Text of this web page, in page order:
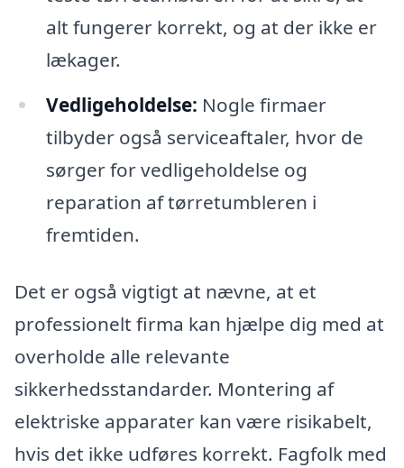
alt fungerer korrekt, og at der ikke er
lækager.
Vedligeholdelse: Nogle firmaer
tilbyder også serviceaftaler, hvor de
sørger for vedligeholdelse og
reparation af tørretumbleren i
fremtiden.
Det er også vigtigt at nævne, at et
professionelt firma kan hjælpe dig med at
overholde alle relevante
sikkerhedsstandarder. Montering af
elektriske apparater kan være risikabelt,
hvis det ikke udføres korrekt. Fagfolk med